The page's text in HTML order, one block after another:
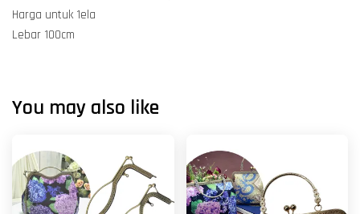
Harga untuk 1ela
Lebar 100cm
You may also like